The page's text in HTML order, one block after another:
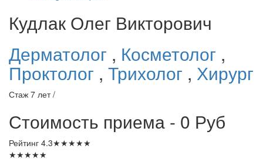
Кудлак Олег Викторович
Дерматолог , Косметолог ,
Проктолог , Трихолог , Хирург
Стаж 7 лет /
Стоимость приема - 0 Руб
Рейтинг 4.3★★★★★
★★★★★